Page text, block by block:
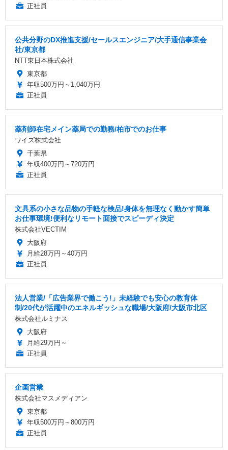
正社員
公共分野のDX推進支援/セールスエンジニア/大手通信事業会
社/東京都
NTT東日本株式会社
東京都
年収500万円～1,040万円
正社員
薬剤師在宅メイン薬局での勤務/柏市でのお仕事
ワイズ株式会社
千葉県
年収400万円～720万円
正社員
文具系の小さな品物の手軽な検品!身体を無理なく動かす簡単
お仕事環境!便利なリモート面接でスピーディ決定
株式会社VECTIM
大阪府
月給28万円～40万円
正社員
法人営業/「広告業界で働こう!」未経験でも安心の教育体
制/20代が活躍中のエネルギッシュな職場/大阪府/大阪市北区
株式会社ルミナス
大阪府
月給29万円～
正社員
企画営業
株式会社マスメディアン
東京都
年収500万円～800万円
正社員